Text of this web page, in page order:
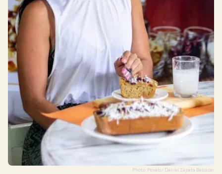
Photo: Pexels / Daniel Zapata Balcazar